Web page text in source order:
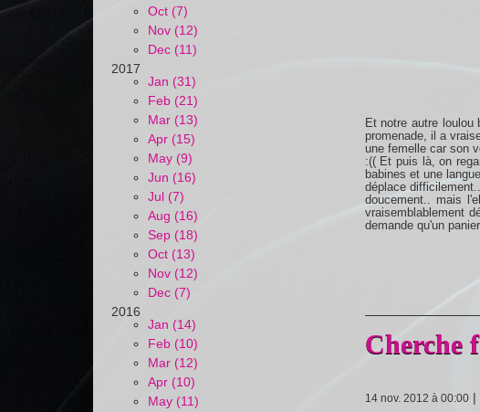
Oct (7)
Nov (12)
Dec (11)
2017
Jan (31)
Feb (21)
Mar (13)
Apr (15)
May (9)
Jun (16)
Jul (7)
Aug (16)
Sep (18)
Oct (13)
Nov (12)
Dec (7)
2016
Jan (14)
Feb (10)
Mar (12)
Apr (10)
May (11)
Et notre autre
promenade, il a
une femelle car son
:(( Et puis là, on
babines et une
déplace
doucement.. mais
vraisemblablement
demande qu'un
Cherche
14 nov. 2012 à 00:00|